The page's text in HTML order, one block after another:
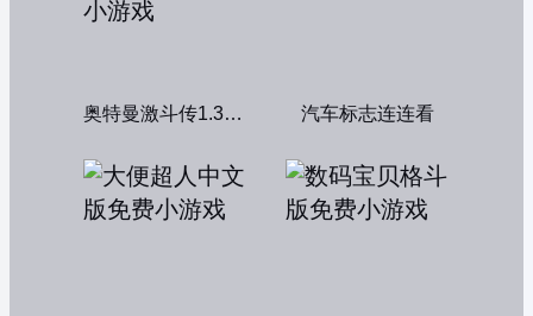
奥特曼激斗传1.3双人版 汽车标志连连看